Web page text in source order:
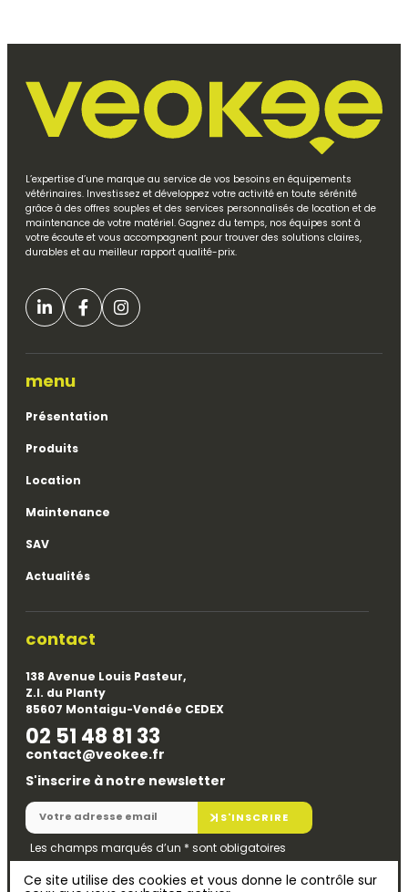
L’expertise d’une marque au service de vos besoins en équipements
vétérinaires. Investissez et développez votre activité en toute sérénité
grâce à des offres souples et des services personnalisés de location et de
maintenance de votre matériel. Gagnez du temps, nos équipes sont à
votre écoute et vous accompagnent pour trouver des solutions claires,
durables et au meilleur rapport qualité-prix.
menu
Présentation
Produits
Location
Maintenance
SAV
Actualités
contact
138 Avenue Louis Pasteur,
Z.I. du Planty
85607 Montaigu-Vendée CEDEX
02 51 48 81 33
contact@veokee.fr
S'inscrire à notre newsletter
S'INSCRIRE
Les champs marqués d’un * sont obligatoires
Ce site utilise des cookies et vous donne le contrôle sur